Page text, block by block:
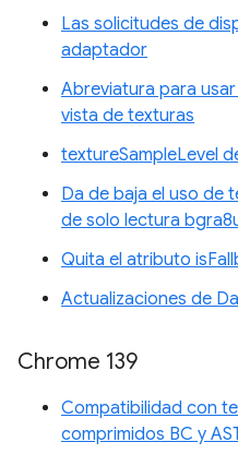
Las solicitudes de
adaptador
Abreviatura para
vista de texturas
textureSampleLevel
Da de baja el uso de
de solo lectura
Quita el atributo
Actualizaciones de
Chrome 139
Compatibilidad con
comprimidos BC y